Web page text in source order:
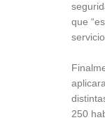
que
250